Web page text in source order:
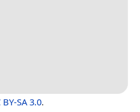
BY-SA 3.0.